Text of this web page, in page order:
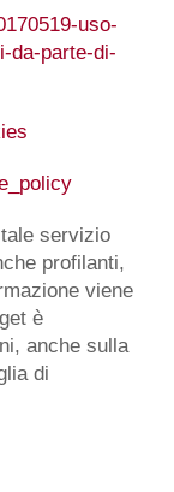
uso-
da-parte-di-
servizio
profilanti,
viene
è
anche sulla
di